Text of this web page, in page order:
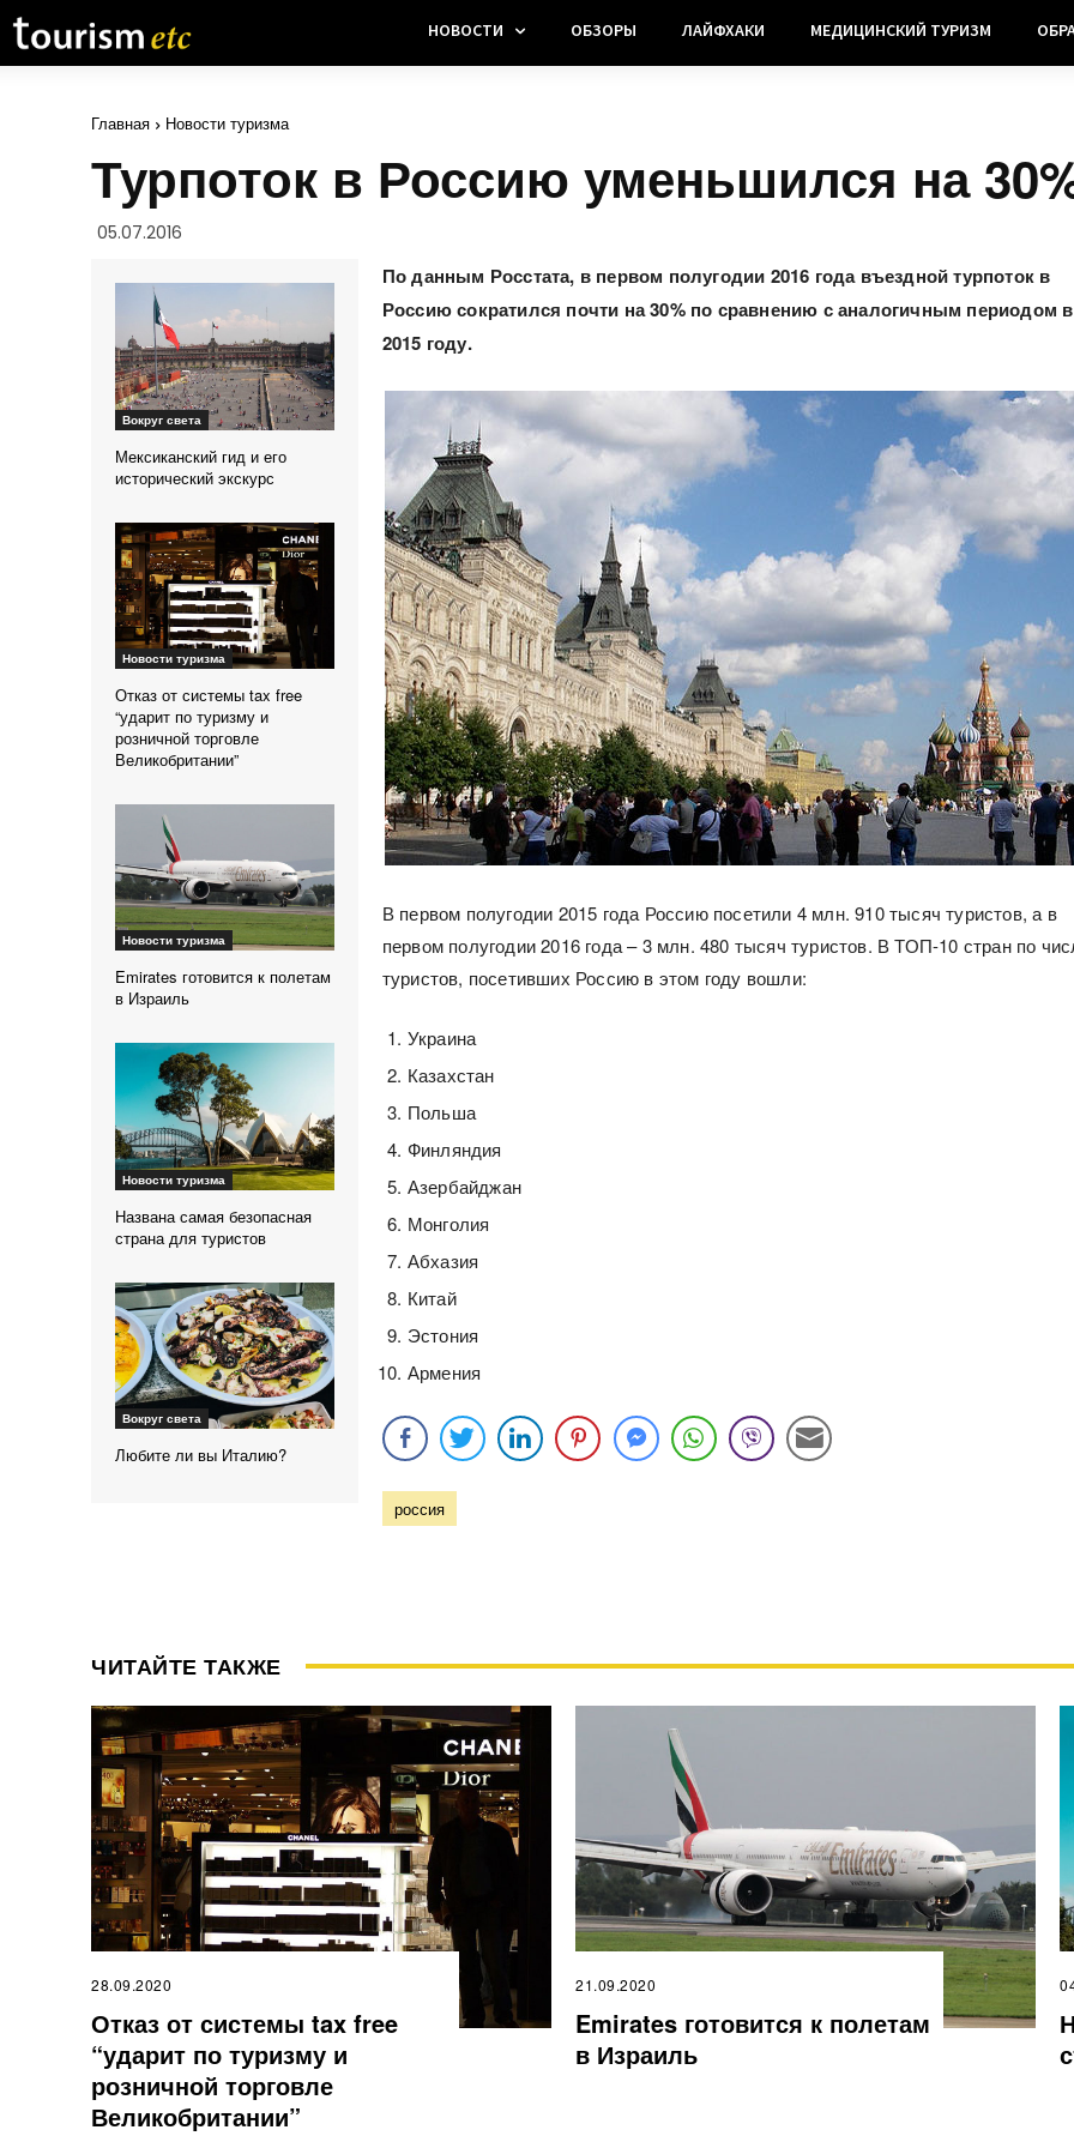
НОВОСТИ ОБЗОРЫ ЛАЙФХАКИ МЕДИЦИНСКИЙ ТУРИЗМ
Главная Новости туризма
Турпоток в Россию уменьшился на
05.07.2016
Вокруг света
Мексиканский гид и его
исторический экскурс
Новости туризма
Отказ от системы tax free
“ударит по туризму и
розничной торговле
Великобритании”
Новости туризма
Emirates готовится к полетам
в Израиль
Новости туризма
Названа самая безопасная
страна для туристов
Вокруг света
Любите ли вы Италию?
По данным Росстата, в первом полугодии 2016 года въездной турпоток в
Россию сократился почти на 30% по сравнению с аналогичным периодом в
2015 году.
В первом полугодии 2015 года Россию посетили 4 млн. 910 тысяч туристов, а в
первом полугодии 2016 года – 3 млн. 480 тысяч туристов. В ТОП-10 стран по
туристов, посетивших Россию в этом году вошли:
Украина
Казахстан
Польша
Финляндия
Азербайджан
Монголия
Абхазия
Китай
Эстония
Армения
россия
ЧИТАЙТЕ ТАКЖЕ
28.09.2020
Отказ от системы tax free
“ударит по туризму и
розничной торговле
Великобритании”
21.09.2020
Emirates готовится к полетам
в Израиль